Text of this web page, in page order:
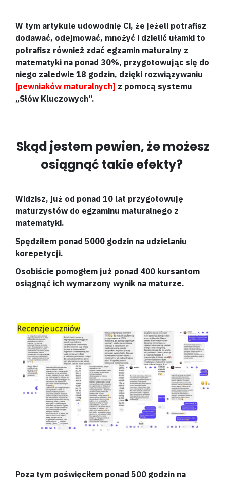
W tym artykule udowodnię Ci, że jeżeli potrafisz
dodawać, odejmować, mnożyć i dzielić ułamki to
potrafisz również zdać egzamin maturalny z
matematyki na ponad 30%, przygotowując się do
niego zaledwie 18 godzin, dzięki rozwiązywaniu
[pewniaków maturalnych] z pomocą systemu
„Słów Kluczowych”.
Skąd jestem pewien, że możesz
osiągnąć takie efekty?
Widzisz, już od ponad 10 lat przygotowuję
maturzystów do egzaminu maturalnego z
matematyki.
Spędziłem ponad 5000 godzin na udzielaniu
korepetycji.
Osobiście pomogłem już ponad 400 kursantom
osiągnąć ich wymarzony wynik na maturze.
Poza tym poświęciłem ponad 500 godzin na